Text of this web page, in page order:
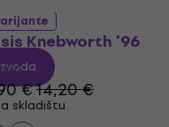
Knebworth '96
€14,20 €
skladištu